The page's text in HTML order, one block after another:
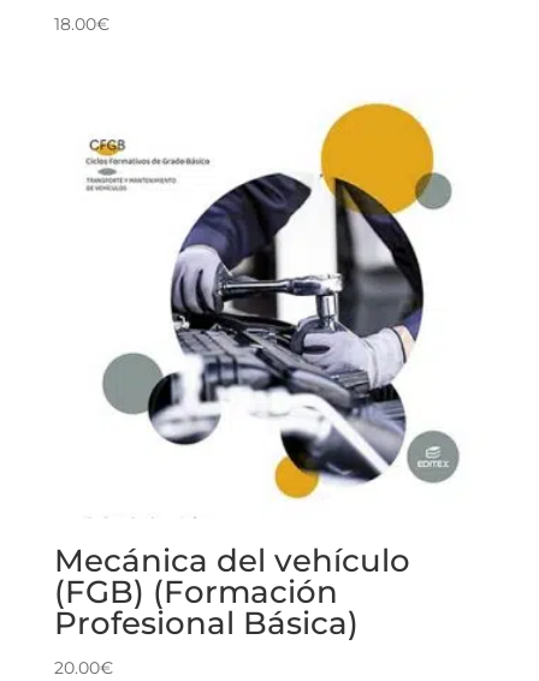
18.00€
Mecánica del vehículo
(FGB) (Formación
Profesional Básica)
20.00€